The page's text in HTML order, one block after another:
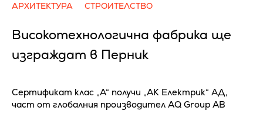
АРХИТЕКТУРА СТРОИТЕЛСТВО
Високотехнологична фабрика ще
изграждат в Перник
Сертификат клас „А“ получи „АК Електрик“ АД,
част от глобалния производител AQ Group AB